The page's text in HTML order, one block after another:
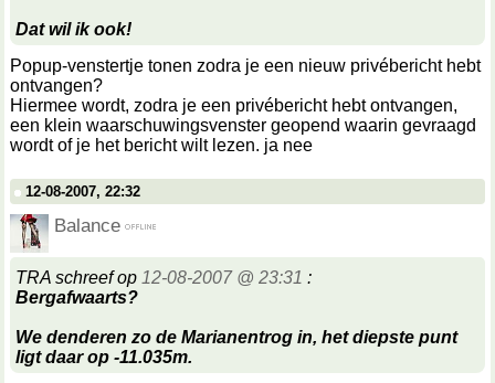
Dat wil ik ook!
Popup-venstertje tonen zodra je een nieuw privébericht hebt
ontvangen?
Hiermee wordt, zodra je een privébericht hebt ontvangen,
een klein waarschuwingsvenster geopend waarin gevraagd
wordt of je het bericht wilt lezen. ja nee
12-08-2007, 22:32
Balance
TRA schreef op 12-08-2007 @ 23:31 :
Bergafwaarts?
We denderen zo de Marianentrog in, het diepste punt
ligt daar op -11.035m.